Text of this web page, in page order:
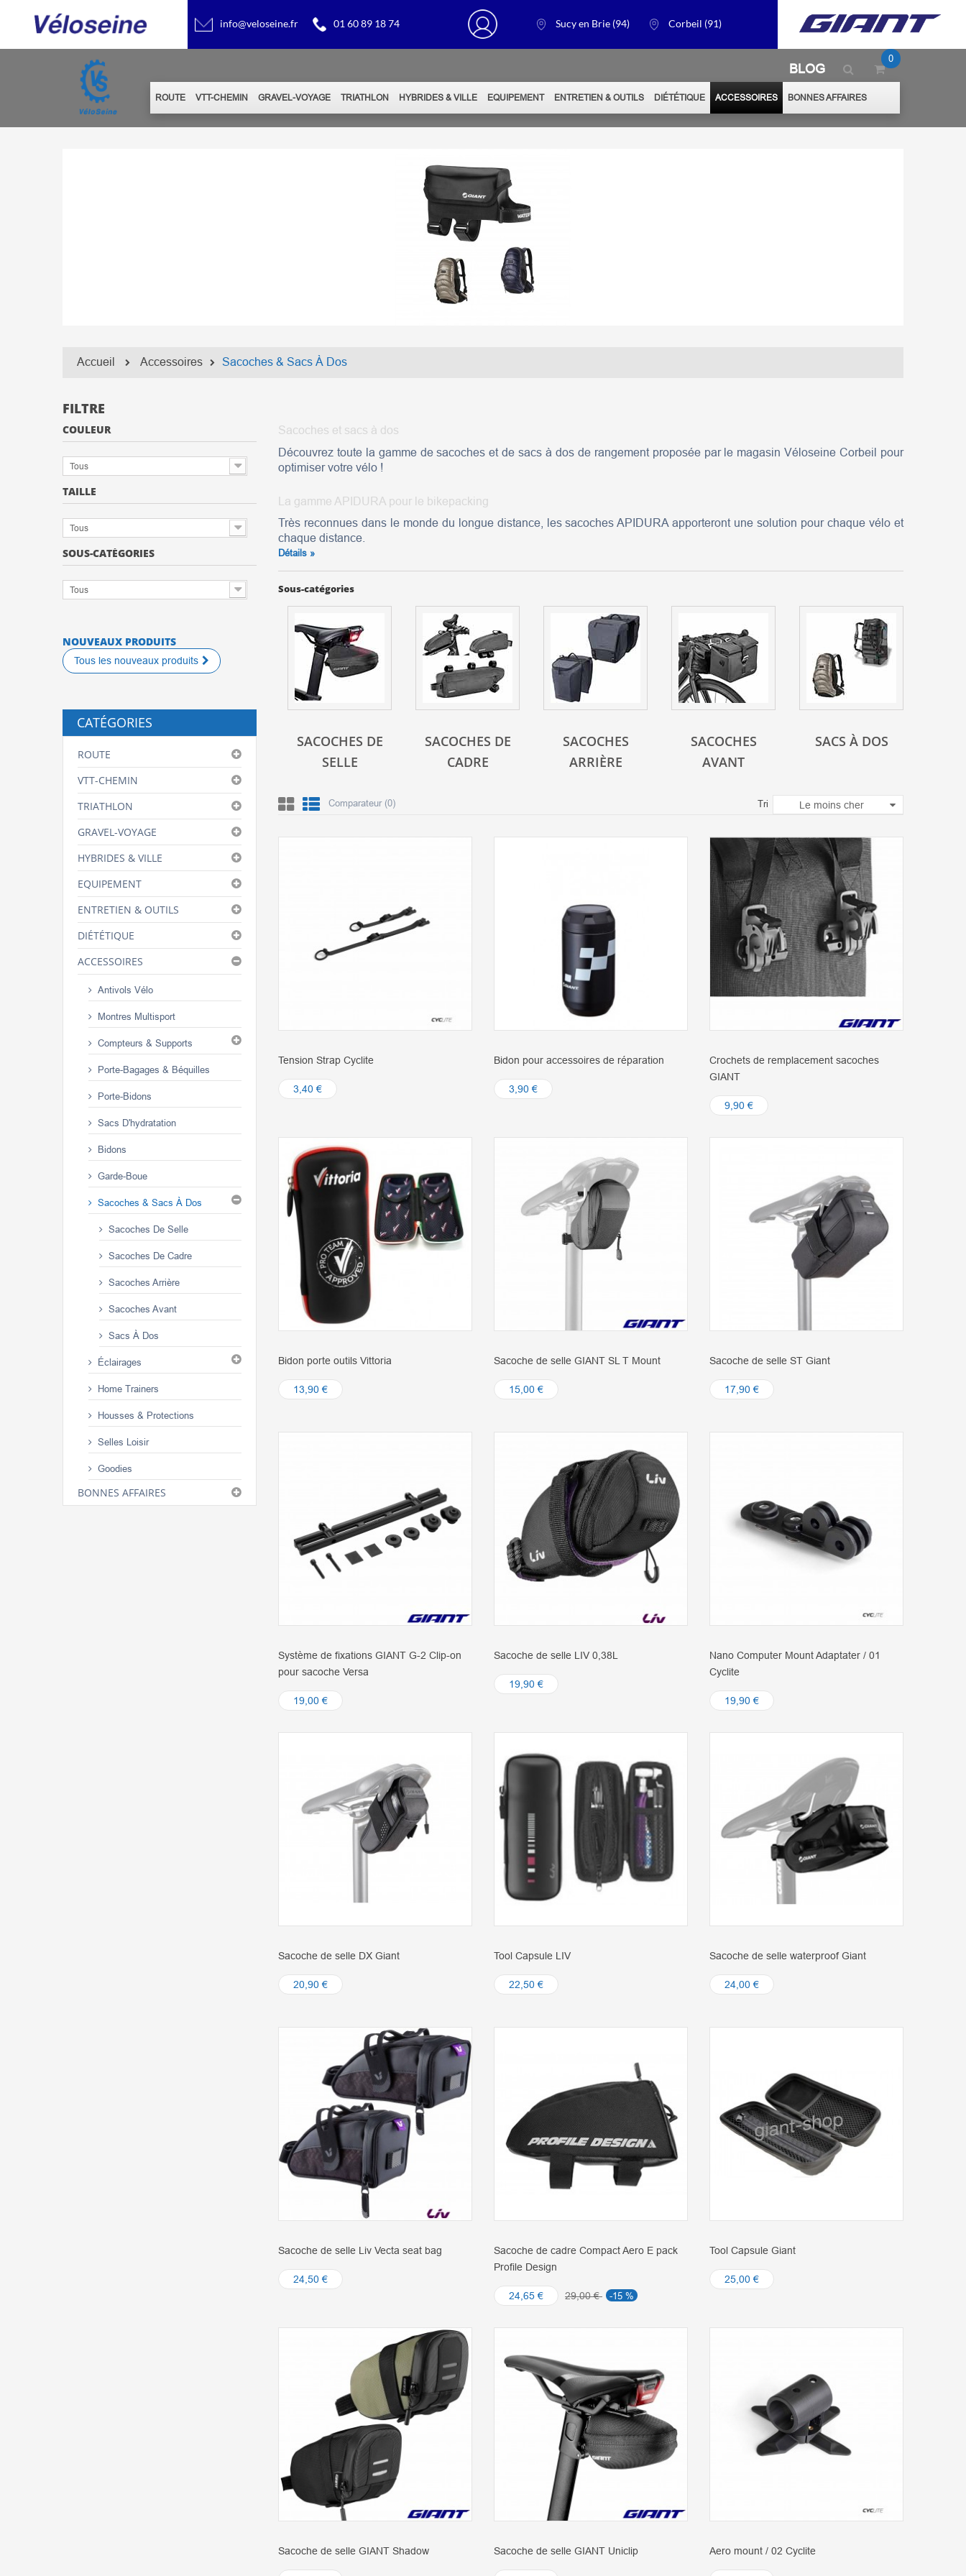
info@veloseine.fr 01 60 89 18 74 Sucy en Brie (94) Corbeil (91)
BLOG
0
ROUTE VTT-CHEMIN GRAVEL-VOYAGE TRIATHLON HYBRIDES & VILLE EQUIPEMENT ENTRETIEN & OUTILS DIÉTÉTIQUE ACCESSOIRES BONNES AFFAIRES
Accueil Accessoires Sacoches & Sacs À Dos
FILTRE
COULEUR
Tous
TAILLE
Tous
SOUS-CATÉGORIES
Tous
NOUVEAUX PRODUITS
Tous les nouveaux produits
CATÉGORIES
ROUTE
VTT-CHEMIN
TRIATHLON
GRAVEL-VOYAGE
HYBRIDES & VILLE
EQUIPEMENT
ENTRETIEN & OUTILS
DIÉTÉTIQUE
ACCESSOIRES
Antivols Vélo
Montres Multisport
Compteurs & Supports
Porte-Bagages & Béquilles
Porte-Bidons
Sacs D'hydratation
Bidons
Garde-Boue
Sacoches & Sacs À Dos
Sacoches De Selle
Sacoches De Cadre
Sacoches Arrière
Sacoches Avant
Sacs À Dos
Éclairages
Home Trainers
Housses & Protections
Selles Loisir
Goodies
BONNES AFFAIRES
Sacoches et sacs à dos
Découvrez toute la gamme de sacoches et de sacs à dos de rangement proposée par le magasin Véloseine Corbeil pour
optimiser votre vélo !
La gamme APIDURA pour le bikepacking
Très reconnues dans le monde du longue distance, les sacoches APIDURA apporteront une solution pour chaque vélo et
chaque distance.
Détails »
Sous-catégories
SACOCHES DE
SELLE
SACOCHES DE
CADRE
SACOCHES
ARRIÈRE
SACOCHES
AVANT
SACS À DOS
Comparateur (0) Tri Le moins cher
Tension Strap Cyclite
3,40 €
Bidon pour accessoires de réparation
3,90 €
Crochets de remplacement sacoches
GIANT
9,90 €
Bidon porte outils Vittoria
13,90 €
Sacoche de selle GIANT SL T Mount
15,00 €
Sacoche de selle ST Giant
17,90 €
Système de fixations GIANT G-2 Clip-on
pour sacoche Versa
19,00 €
Sacoche de selle LIV 0,38L
19,90 €
Nano Computer Mount Adaptater / 01
Cyclite
19,90 €
Sacoche de selle DX Giant
20,90 €
Tool Capsule LIV
22,50 €
Sacoche de selle waterproof Giant
24,00 €
Sacoche de selle Liv Vecta seat bag
24,50 €
Sacoche de cadre Compact Aero E pack
Profile Design
24,65 € 29,00 € -15 %
Tool Capsule Giant
25,00 €
Sacoche de selle GIANT Shadow Sacoche de selle GIANT Uniclip Aero mount / 02 Cyclite